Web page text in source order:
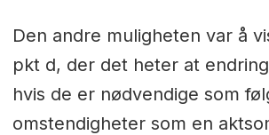
Den andre muligheten var å
pkt d, der det heter at
hvis de er nødvendige som
omstendigheter som en